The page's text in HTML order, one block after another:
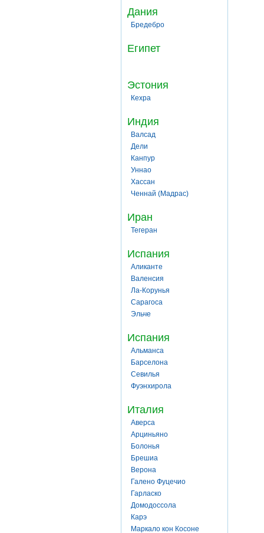
Дания
Бредебро
Египет
Эстония
Кехра
Индия
Валсад
Дели
Канпур
Уннао
Хассан
Ченнай (Мадрас)
Иран
Тегеран
Испания
Аликанте
Валенсия
Ла-Корунья
Сарагоса
Эльче
Испания
Альманса
Барселона
Севилья
Фуэнхирола
Италия
Аверса
Арциньяно
Болонья
Брешиа
Верона
Галено Фуцечио
Гарласко
Домодоссола
Карэ
Маркало кон Косоне